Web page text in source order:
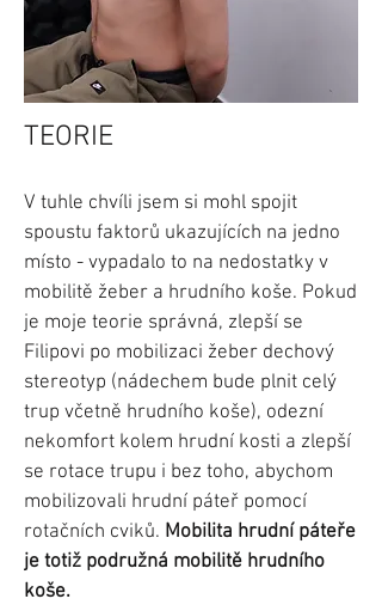
TEORIE
V tuhle chvíli jsem si mohl spojit
spoustu faktorů ukazujících na jedno
místo - vypadalo to na nedostatky v
mobilitě žeber a hrudního koše. Pokud
je moje teorie správná, zlepší se
Filipovi po mobilizaci žeber dechový
stereotyp (nádechem bude plnit celý
trup včetně hrudního koše), odezní
nekomfort kolem hrudní kosti a zlepší
se rotace trupu i bez toho, abychom
mobilizovali hrudní páteř pomocí
rotačních cviků. Mobilita hrudní páteře
je totiž podružná mobilitě hrudního
koše.